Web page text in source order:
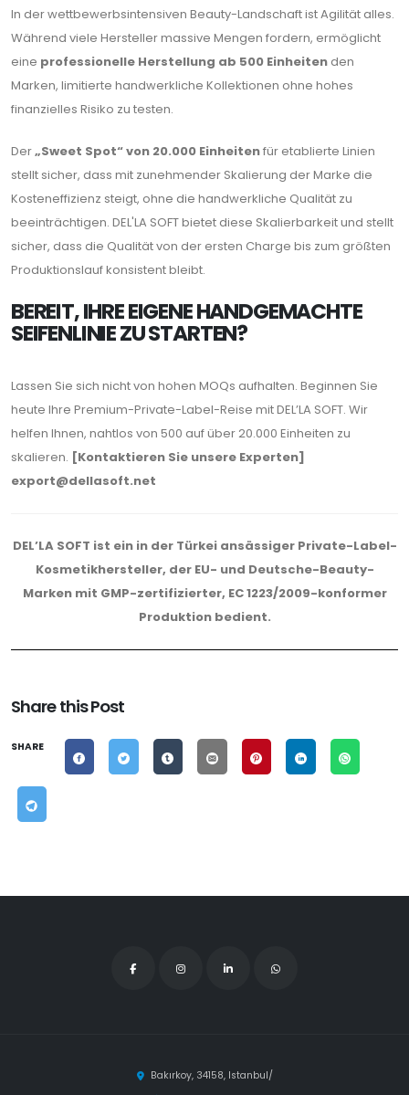
In der wettbewerbsintensiven Beauty-Landschaft ist Agilität alles.
Während viele Hersteller massive Mengen fordern, ermöglicht
eine professionelle Herstellung ab 500 Einheiten den
Marken, limitierte handwerkliche Kollektionen ohne hohes
finanzielles Risiko zu testen.
Der„Sweet Spot“ von 20.000 Einheitenfür etablierte Linien
stellt sicher, dass mit zunehmender Skalierung der Marke die
Kosteneffizienz steigt, ohne die handwerkliche Qualität zu
beeinträchtigen. DEL'LA SOFT bietet diese Skalierbarkeit und stellt
sicher, dass die Qualität von der ersten Charge bis zum größten
Produktionslauf konsistent bleibt.
BEREIT, IHRE EIGENE HANDGEMACHTE
SEIFENLINIE ZU STARTEN?
Lassen Sie sich nicht von hohen MOQs aufhalten. Beginnen Sie
heute Ihre Premium-Private-Label-Reise mit DEL’LA SOFT. Wir
helfen Ihnen, nahtlos von 500 auf über 20.000 Einheiten zu
skalieren. [Kontaktieren Sie unsere Experten]
export@dellasoft.net
DEL’LA SOFT ist ein in der Türkei ansässiger Private-Label-
Kosmetikhersteller, der EU- und Deutsche-Beauty-
Marken mit GMP-zertifizierter, EC 1223/2009-konformer
Produktion bedient.
Share this Post
SHARE
Bakırkoy, 34158, Istanbul/